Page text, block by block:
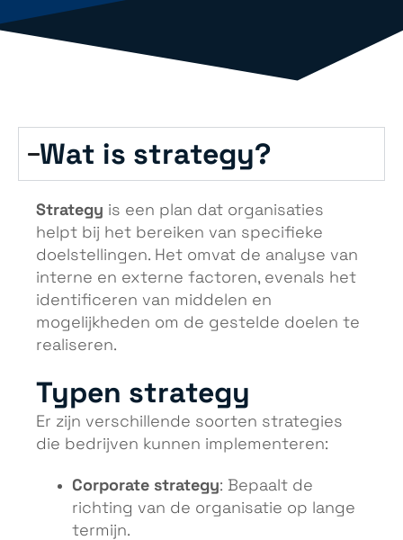
Wat is strategy?
Strategy is een plan dat organisaties
helpt bij het bereiken van specifieke
doelstellingen. Het omvat de analyse van
interne en externe factoren, evenals het
identificeren van middelen en
mogelijkheden om de gestelde doelen te
realiseren.
Typen strategy
Er zijn verschillende soorten strategies
die bedrijven kunnen implementeren:
Corporate strategy: Bepaalt de
richting van de organisatie op lange
termijn.